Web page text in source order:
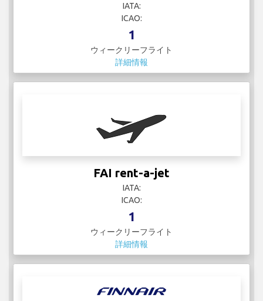
IATA:
ICAO:
1
ウィークリーフライト
詳細情報
FAI rent-a-jet
IATA:
ICAO:
1
ウィークリーフライト
詳細情報